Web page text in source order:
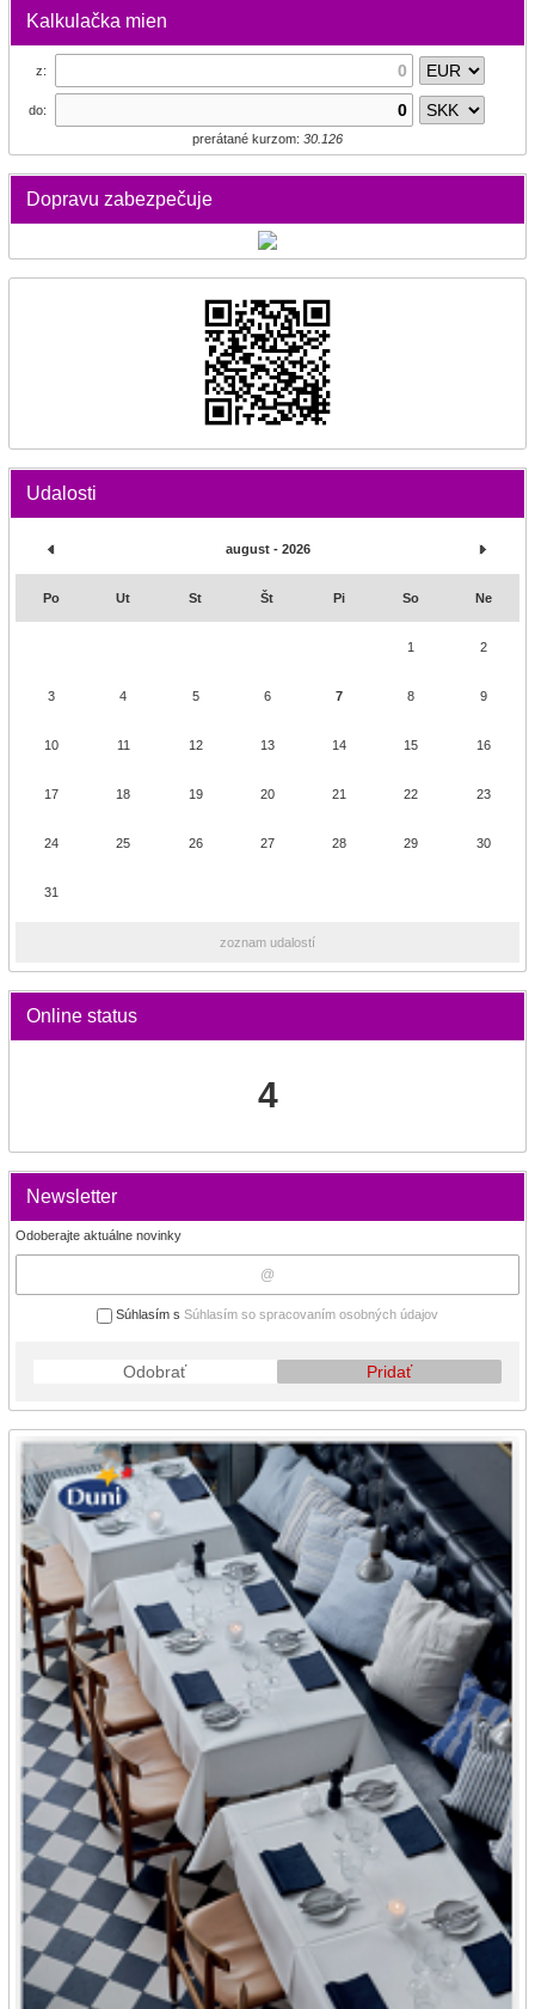
Kalkulačka mien
z:
do:
prerátané kurzom: 30.126
Dopravu zabezpečuje
Udalosti
august - 2026
Po Ut St Št Pi So Ne
1 2
3 4 5 6 7 8 9
10 11 12 13 14 15 16
17 18 19 20 21 22 23
24 25 26 27 28 29 30
31
zoznam udalostí
Online status
4
Newsletter
Odoberajte aktuálne novinky
Súhlasím s Súhlasím so spracovaním osobných údajov
Odobrať Pridať